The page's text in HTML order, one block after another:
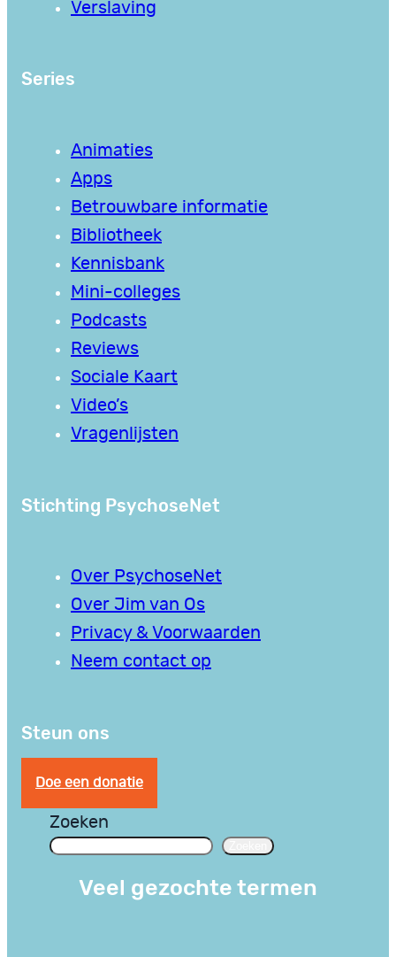
Verslaving
Series
Animaties
Apps
Betrouwbare informatie
Bibliotheek
Kennisbank
Mini-colleges
Podcasts
Reviews
Sociale Kaart
Video’s
Vragenlijsten
Stichting PsychoseNet
Over PsychoseNet
Over Jim van Os
Privacy & Voorwaarden
Neem contact op
Steun ons
Doe een donatie
Zoeken
Veel gezochte termen